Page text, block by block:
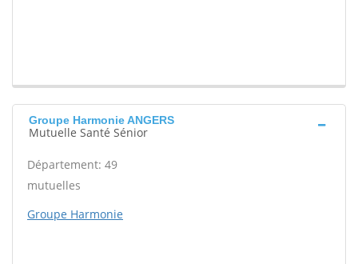
Groupe Harmonie ANGERS
Mutuelle Santé Sénior
Département: 49
mutuelles
Groupe Harmonie